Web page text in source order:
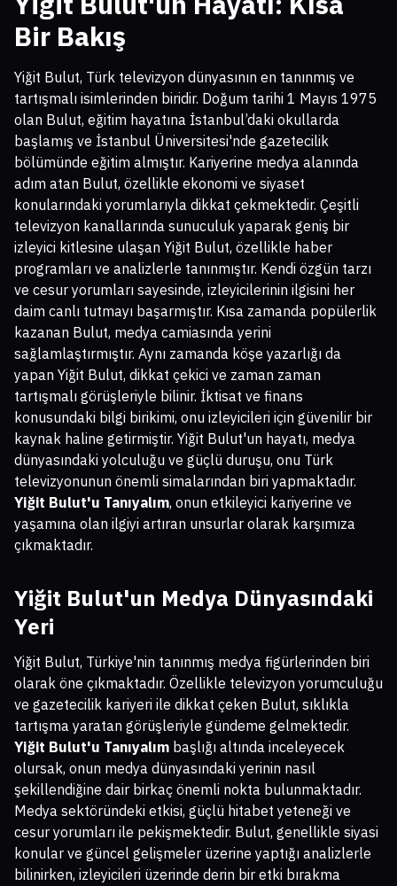
Bir Bakış
Yiğit Bulut, Türk televizyon dünyasının en tanınmış ve
tartışmalı isimlerinden biridir. Doğum tarihi 1 Mayıs 1975
olan Bulut, eğitim hayatına İstanbul’daki okullarda
başlamış ve İstanbul Üniversitesi'nde gazetecilik
bölümünde eğitim almıştır. Kariyerine medya alanında
adım atan Bulut, özellikle ekonomi ve siyaset
konularındaki yorumlarıyla dikkat çekmektedir. Çeşitli
televizyon kanallarında sunuculuk yaparak geniş bir
izleyici kitlesine ulaşan Yiğit Bulut, özellikle haber
programları ve analizlerle tanınmıştır. Kendi özgün tarzı
ve cesur yorumları sayesinde, izleyicilerinin ilgisini her
daim canlı tutmayı başarmıştır. Kısa zamanda popülerlik
kazanan Bulut, medya camiasında yerini
sağlamlaştırmıştır. Aynı zamanda köşe yazarlığı da
yapan Yiğit Bulut, dikkat çekici ve zaman zaman
tartışmalı görüşleriyle bilinir. İktisat ve finans
konusundaki bilgi birikimi, onu izleyicileri için güvenilir bir
kaynak haline getirmiştir. Yiğit Bulut'un hayatı, medya
dünyasındaki yolculuğu ve güçlü duruşu, onu Türk
televizyonunun önemli simalarından biri yapmaktadır.
Yiğit Bulut'u Tanıyalım, onun etkileyici kariyerine ve
yaşamına olan ilgiyi artıran unsurlar olarak karşımıza
çıkmaktadır.
Yiğit Bulut'un Medya Dünyasındaki
Yeri
Yiğit Bulut, Türkiye'nin tanınmış medya figürlerinden biri
olarak öne çıkmaktadır. Özellikle televizyon yorumculuğu
ve gazetecilik kariyeri ile dikkat çeken Bulut, sıklıkla
tartışma yaratan görüşleriyle gündeme gelmektedir.
Yiğit Bulut'u Tanıyalım başlığı altında inceleyecek
olursak, onun medya dünyasındaki yerinin nasıl
şekillendiğine dair birkaç önemli nokta bulunmaktadır.
Medya sektöründeki etkisi, güçlü hitabet yeteneği ve
cesur yorumları ile pekişmektedir. Bulut, genellikle siyasi
konular ve güncel gelişmeler üzerine yaptığı analizlerle
bilinirken, izleyicileri üzerinde derin bir etki bırakma